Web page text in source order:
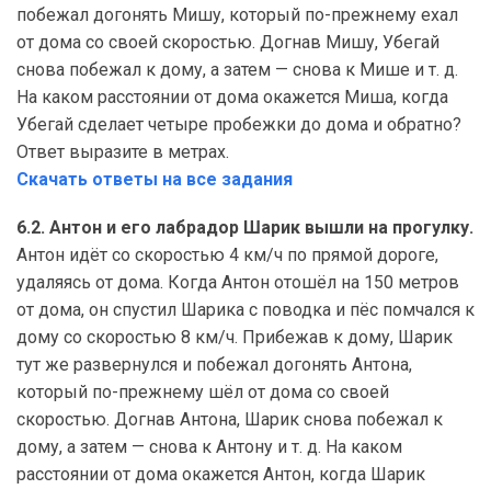
побежал догонять Мишу, который по-прежнему ехал
от дома со своей скоростью. Догнав Мишу, Убегай
снова побежал к дому, а затем — снова к Мише и т. д.
На каком расстоянии от дома окажется Миша, когда
Убегай сделает четыре пробежки до дома и обратно?
Ответ выразите в метрах.
Скачать ответы на все задания
6.2. Антон и его лабрадор Шарик вышли на прогулку.
Антон идёт со скоростью 4 км/ч по прямой дороге,
удаляясь от дома. Когда Антон отошёл на 150 метров
от дома, он спустил Шарика с поводка и пёс помчался к
дому со скоростью 8 км/ч. Прибежав к дому, Шарик
тут же развернулся и побежал догонять Антона,
который по-прежнему шёл от дома со своей
скоростью. Догнав Антона, Шарик снова побежал к
дому, а затем — снова к Антону и т. д. На каком
расстоянии от дома окажется Антон, когда Шарик